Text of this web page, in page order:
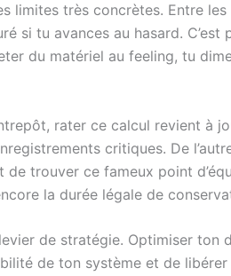
limites très concrètes. Entre les
si tu avances au hasard. C’est
du matériel au feeling, tu
rater ce calcul revient à
critiques. De
trouver ce fameux point
la durée légale de
de stratégie. Optimiser ton
de ton système et de